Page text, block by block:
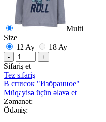
Multi
Size
12 Ay
18 Ay
- +
Sifariş et
Tez sifariş
В список "Избранное"
Müqayisə üçün əlavə et
Zəmanət:
Ödəniş: